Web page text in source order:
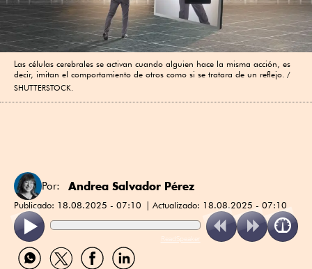
Las células cerebrales se activan cuando alguien hace la misma acción, es
decir, imitan el comportamiento de otros como si se tratara de un reflejo.
SHUTTERSTOCK.
Por: Andrea Salvador Pérez
Publicado: 18.08.2025 - 07:10 Actualizado: 18.08.2025 - 07:10
ReadSpeaker
Compartir
por
Compartir
por
Compartir
por
Compartir
por